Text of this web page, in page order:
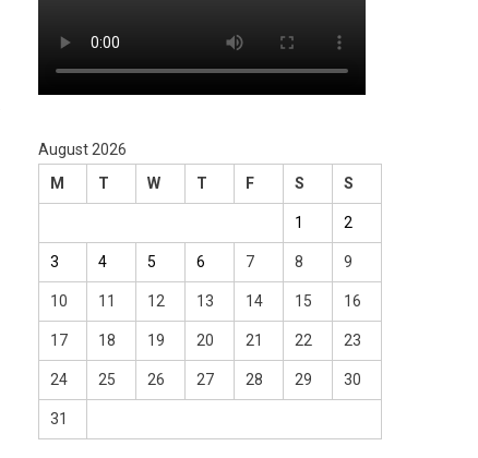
August 2026
M
T W T F S S
1 2
3 4 5 6 7 8 9
10 11 12 13 14 15 16
17 18 19 20 21 22 23
24 25 26 27 28 29 30
31